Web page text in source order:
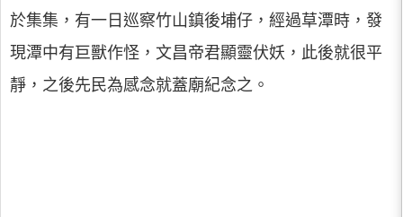
於集集，有一日巡察竹山鎮後埔仔，經過草潭時，發
現潭中有巨獸作怪，文昌帝君顯靈伏妖，此後就很平
靜，之後先民為感念就蓋廟紀念之。